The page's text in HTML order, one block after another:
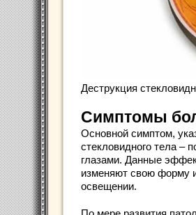
Деструкция
Симптомы
Основной симптом,
стекловидного тела –
глазами. Данные
изменяют свою форму
освещении.